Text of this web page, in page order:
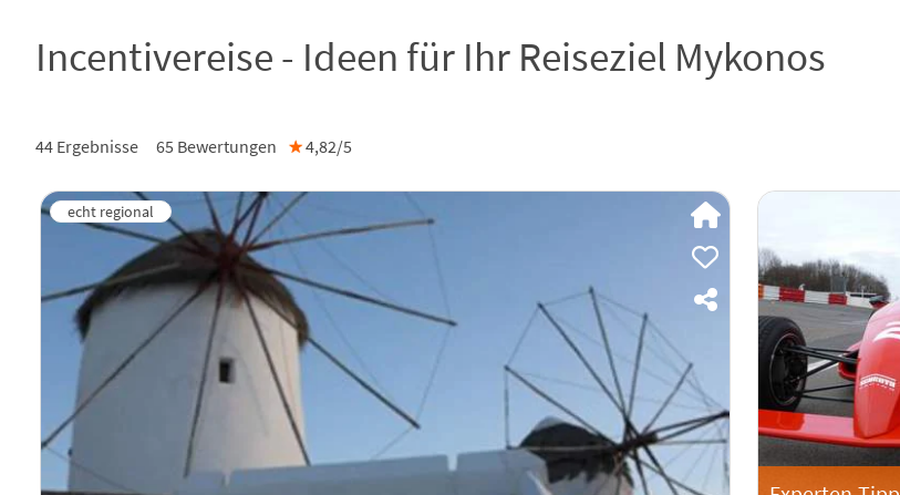
Incentivereise - Ideen für Ihr Reiseziel Mykonos
44 Ergebnisse 65 Bewertungen ★4,82/5